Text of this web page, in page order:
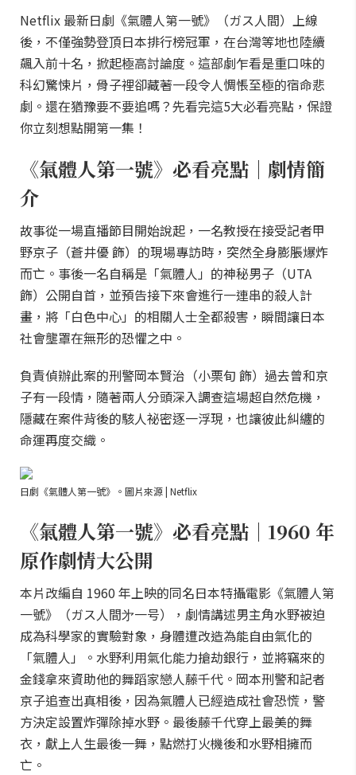
Netflix 最新日劇《氣體人第一號》（ガス人間）上線
後，不僅強勢登頂日本排行榜冠軍，在台灣等地也陸續
飆入前十名，掀起極高討論度。這部劇乍看是重口味的
科幻驚悚片，骨子裡卻藏著一段令人惆悵至極的宿命悲
劇。還在猶豫要不要追嗎？先看完這5大必看亮點，保證
你立刻想點開第一集！
《氣體人第一號》必看亮點｜劇情簡
介
故事從一場直播節目開始說起，一名教授在接受記者甲
野京子（蒼井優 飾）的現場專訪時，突然全身膨脹爆炸
而亡。事後一名自稱是「氣體人」的神秘男子（UTA
飾）公開自首，並預告接下來會進行一連串的殺人計
畫，將「白色中心」的相關人士全都殺害，瞬間讓日本
社會壟罩在無形的恐懼之中。
負責偵辦此案的刑警岡本賢治（小栗旬 飾）過去曾和京
子有一段情，隨著兩人分頭深入調查這場超自然危機，
隱藏在案件背後的駭人祕密逐一浮現，也讓彼此糾纏的
命運再度交織。
日劇《氣體人第一號》。圖片來源 | Netflix
《氣體人第一號》必看亮點｜1960 年
原作劇情大公開
本片改編自 1960 年上映的同名日本特攝電影《氣體人第
一號》（ガス人間㐧一号），劇情講述男主角水野被迫
成為科學家的實驗對象，身體遭改造為能自由氣化的
「氣體人」。水野利用氣化能力搶劫銀行，並將竊來的
金錢拿來資助他的舞蹈家戀人藤千代。岡本刑警和記者
京子追查出真相後，因為氣體人已經造成社會恐慌，警
方決定設置炸彈除掉水野。最後藤千代穿上最美的舞
衣，獻上人生最後一舞，點燃打火機後和水野相擁而
亡。